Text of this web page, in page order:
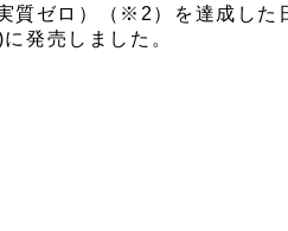
質ゼロ）（※2）を達成した
発売しました。